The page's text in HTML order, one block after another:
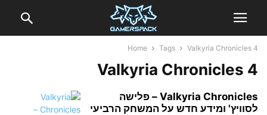
Home Tags Valkyria Chronicles 4
Valkyria Chronicles 4
Valkyria Chronicles – פלישה
לסוויץ' ומידע חדש על המשחק הרביעי